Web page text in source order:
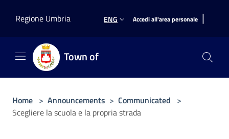
Regione Umbria
ENG Accedi all'area personale |
Town of
Home > Announcements > Communicated >
Scegliere la scuola e la propria strada